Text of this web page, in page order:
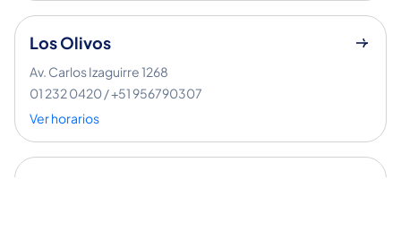
Los Olivos
Av. Carlos Izaguirre 1268
01 232 0420 / +51 956790307
Ver horarios